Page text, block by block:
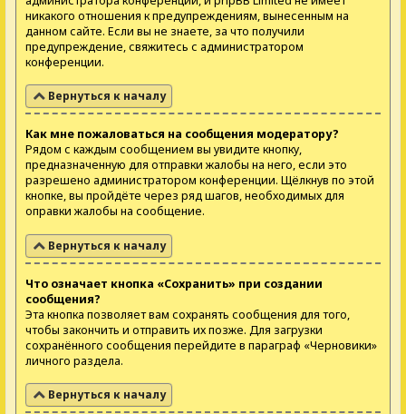
никакого отношения к предупреждениям, вынесенным на
данном сайте. Если вы не знаете, за что получили
предупреждение, свяжитесь с администратором
конференции.
Вернуться к началу
Как мне пожаловаться на сообщения модератору?
Рядом с каждым сообщением вы увидите кнопку,
предназначенную для отправки жалобы на него, если это
разрешено администратором конференции. Щёлкнув по этой
кнопке, вы пройдёте через ряд шагов, необходимых для
оправки жалобы на сообщение.
Вернуться к началу
Что означает кнопка «Сохранить» при создании
сообщения?
Эта кнопка позволяет вам сохранять сообщения для того,
чтобы закончить и отправить их позже. Для загрузки
сохранённого сообщения перейдите в параграф «Черновики»
личного раздела.
Вернуться к началу